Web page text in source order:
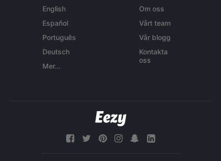
English
Español
Português
Deutsch
Mer...
Om oss
Vårt team
Vår blogg
Kontakta
oss